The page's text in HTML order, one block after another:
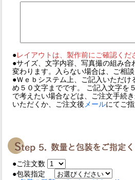
●レイアウトは、製作前にご確認くだ
●サイズ、文字内容、写真撮の組み合
変わります。入らない場合は、ご相
●Ｗｅｂシステム上、ご記入いただけ
め５０文字までです。 ご記入文字を
で考えたい場合などは、ご注文手続
いただくか、ご注文後 メールにてご
●ご注文数
●包装指定